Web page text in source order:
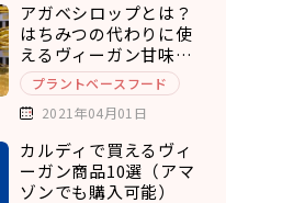
アガベシロップとは？
はちみつの代わりに使
えるヴィーガン甘味料8
選プラントベースフード
2021年04月01日
カルディで買えるヴィ
ーガン商品10選（アマ
ゾンでも購入可能）